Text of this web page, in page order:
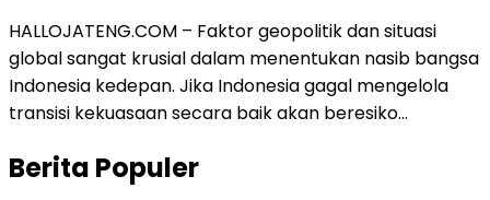
HALLOJATENG.COM – Faktor geopolitik dan situasi
global sangat krusial dalam menentukan nasib bangsa
Indonesia kedepan. Jika Indonesia gagal mengelola
transisi kekuasaan secara baik akan beresiko…
Berita Populer